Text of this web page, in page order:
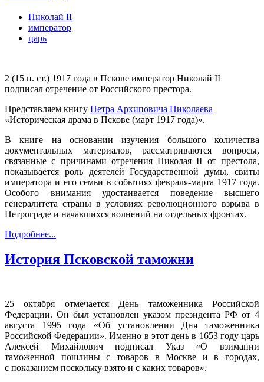
Николай II
император
царь
2 (15 н. ст.) 1917 года в Пскове император Николай II
подписал отречение от Российского престора.
Представляем книгу Петра Архиповича Николаева
«Историческая драма в Пскове (март 1917 года)».
В книге на основании изучения большого количества
документальных материалов, рассматриваются вопросы,
связанные с причинами отречения Николая II от престола,
показывается роль деятелей Государственной думы, свиты
императора и его семьи в событиях февраля-марта 1917 года.
Особого внимания удостаивается поведение высшего
генералитета страны в условиях революционного взрыва в
Петрограде и начавшихся волнений на отдельных фронтах.
Подробнее...
История Псковской таможни
25 октября отмечается День таможенника Российской
Федерации. Он был установлен указом президента РФ от 4
августа 1995 года «Об установлении Дня таможенника
Российской Федерации». Именно в этот день в 1653 году царь
Алексей Михайлович подписал Указ «О взимании
таможенной пошлины с товаров в Москве и в городах,
с показанием поскольку взято и с каких товаров».